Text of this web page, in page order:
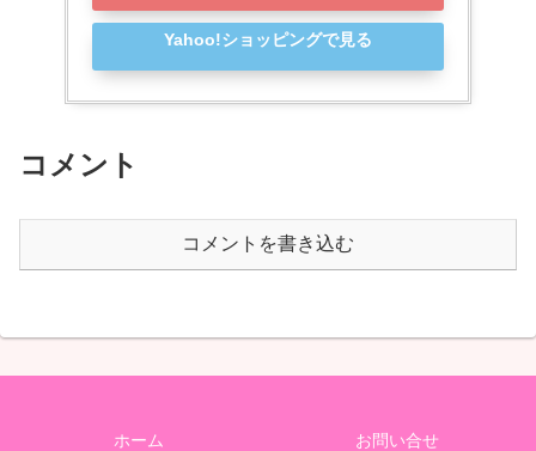
Yahoo!ショッピングで見る
コメント
コメントを書き込む
ホーム
お問い合せ